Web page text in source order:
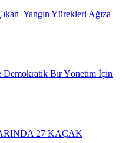
Yangın Yürekleri Ağıza
Bir Yönetim İçin
27 KAÇAK